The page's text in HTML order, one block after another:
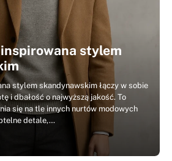
stylem
stylem skandynawskim łączy w sobie
i dbałość o najwyższą jakość. To
się na tle innych nurtów modowych
detale,…